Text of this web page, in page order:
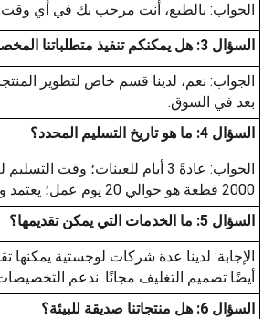
الجواب: بالطبع، أنت مرحب بك في أي وقت.
السؤال 3: هل يمكنكم تنفيذ متطلباتنا المخصصة؟
الجواب: نعم، لدينا قسم خاص لتطوير
بعد في السوق.
السؤال 4: ما هو تاريخ التسليم المحدد؟
2000 قطعة هو حوالي 20 يوم عمل؛ يعتمد وقت التسليم على كمية البضائع.
السؤال 5: ما الخدمات التي يمكن تقديمها؟
أيضًا تصميم التغليف مجانًا. ندعم
السؤال 6: هل منتجاتنا صديقة للبيئة؟